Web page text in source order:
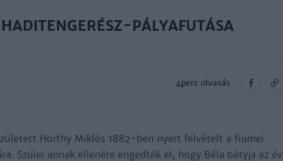
PÁLYAFUTÁSA
4perc olvasás
Hor­thy Mik­lós 1882-ben nyert fel­vé­telt a fiu­mei
Szü­lei an­nak el­le­né­re en­ged­ték el, hogy Bé­la báty­ja az év